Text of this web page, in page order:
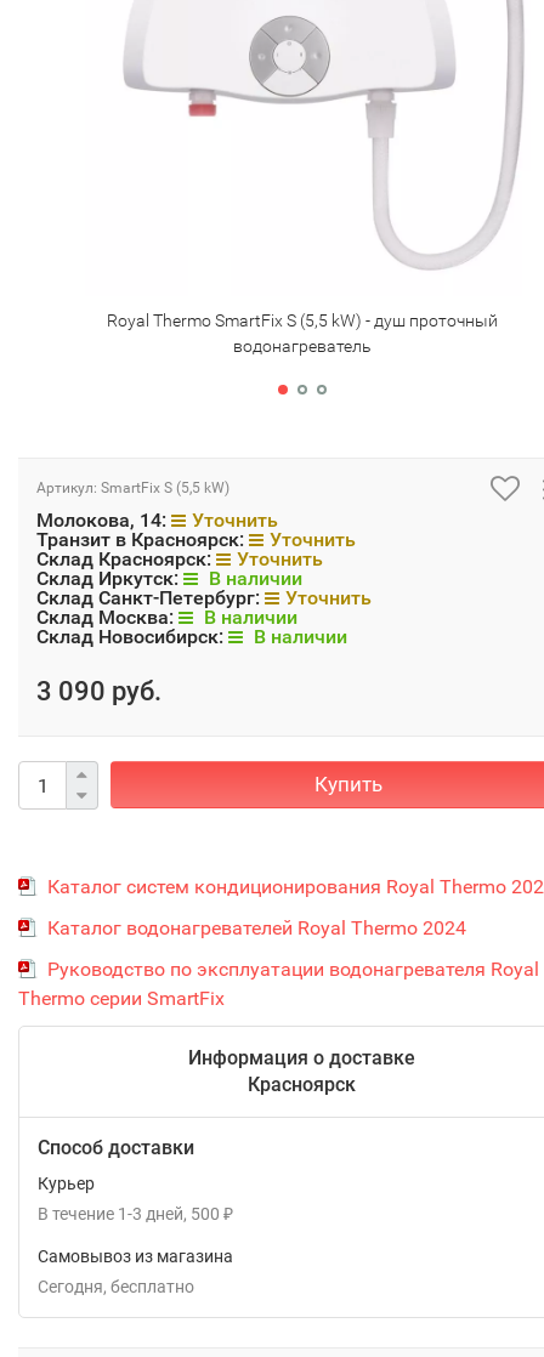
Royal Thermo SmartFix S (5,5 kW) - душ проточный
водонагреватель
Артикул: SmartFix S (5,5 kW)
Молокова, 14:
Уточнить
Транзит в Красноярск:
Уточнить
Склад Красноярск:
Уточнить
Склад Иркутск:
В наличии
Склад Санкт-Петербург:
Уточнить
Склад Москва:
В наличии
Склад Новосибирск:
В наличии
3 090 руб.
Купить
Каталог систем кондиционирования Royal Thermo
Каталог водонагревателей Royal Thermo 2024
Руководство по эксплуатации водонагревателя Royal
Thermo серии SmartFix
Информация о доставке
Красноярск
Способ доставки
Курьер
В течение 1-3 дней 500 ₽
Самовывоз из магазина
Сегодня
Бесплатно